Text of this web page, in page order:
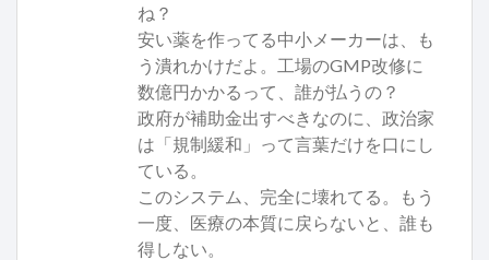
ね？
安い薬を作ってる中小メーカーは、も
う潰れかけだよ。工場のGMP改修に
数億円かかるって、誰が払うの？
政府が補助金出すべきなのに、政治家
は「規制緩和」って言葉だけを口にし
ている。
このシステム、完全に壊れてる。もう
一度、医療の本質に戻らないと、誰も
得しない。